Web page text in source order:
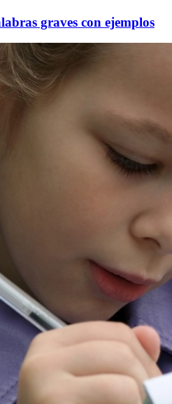
graves con ejemplos